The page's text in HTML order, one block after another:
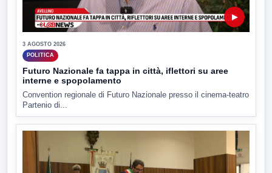
▶
3 AGOSTO 2026
POLITICA
Futuro Nazionale fa tappa in città, iflettori su aree
interne e spopolamento
Convention regionale di Futuro Nazionale presso il cinema-teatro
Partenio di...